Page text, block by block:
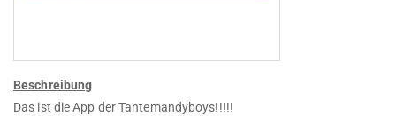
Beschreibung
Das ist die App der Tantemandyboys!!!!!